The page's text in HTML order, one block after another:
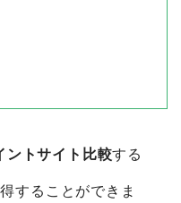
ントサイト比較する
することができま